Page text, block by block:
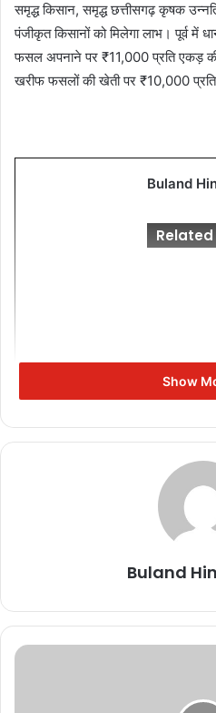
समृद्ध किसान, समृद्ध छत्तीसगढ़ कृषक
पंजीकृत किसानों को मिलेगा लाभ। पूर्व
फसल अपनाने पर ₹11,000 प्रति एकड़
खरीफ फसलों की खेती पर ₹10,000
Buland
Show
Buland